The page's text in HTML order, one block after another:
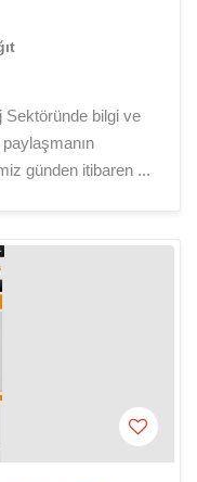
Sektöründe bilgi ve
günden itibaren ...